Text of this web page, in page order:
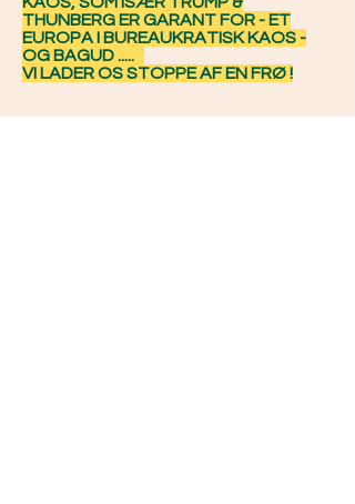
THUNBERG ER GARANT FOR - ET
EUROPA I BUREAUKRATISK KAOS -
OG BAGUD .....
VI LADER OS STOPPE AF EN FRØ !